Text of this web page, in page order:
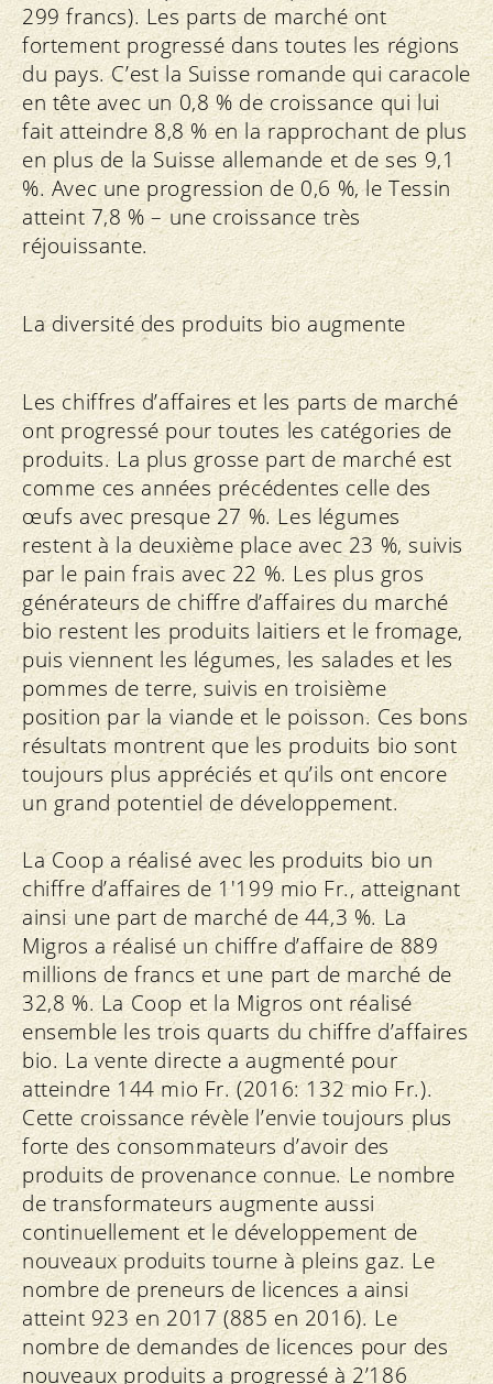
299 francs). Les parts de marché ont
fortement progressé dans toutes les régions
du pays. C’est la Suisse romande qui caracole
en tête avec un 0,8 % de croissance qui lui
fait atteindre 8,8 % en la rapprochant de plus
en plus de la Suisse allemande et de ses 9,1
%. Avec une progression de 0,6 %, le Tessin
atteint 7,8 % – une croissance très
réjouissante.
La diversité des produits bio augmente
Les chiffres d’affaires et les parts de marché
ont progressé pour toutes les catégories de
produits. La plus grosse part de marché est
comme ces années précédentes celle des
œufs avec presque 27 %. Les légumes
restent à la deuxième place avec 23 %, suivis
par le pain frais avec 22 %. Les plus gros
générateurs de chiffre d’affaires du marché
bio restent les produits laitiers et le fromage,
puis viennent les légumes, les salades et les
pommes de terre, suivis en troisième
position par la viande et le poisson. Ces bons
résultats montrent que les produits bio sont
toujours plus appréciés et qu’ils ont encore
un grand potentiel de développement.
La Coop a réalisé avec les produits bio un
chiffre d’affaires de 1'199 mio Fr., atteignant
ainsi une part de marché de 44,3 %. La
Migros a réalisé un chiffre d’affaire de 889
millions de francs et une part de marché de
32,8 %. La Coop et la Migros ont réalisé
ensemble les trois quarts du chiffre d’affaires
bio. La vente directe a augmenté pour
atteindre 144 mio Fr. (2016: 132 mio Fr.).
Cette croissance révèle l’envie toujours plus
forte des consommateurs d’avoir des
produits de provenance connue. Le nombre
de transformateurs augmente aussi
continuellement et le développement de
nouveaux produits tourne à pleins gaz. Le
nombre de preneurs de licences a ainsi
atteint 923 en 2017 (885 en 2016). Le
nombre de demandes de licences pour des
nouveaux produits a progressé à 2’186